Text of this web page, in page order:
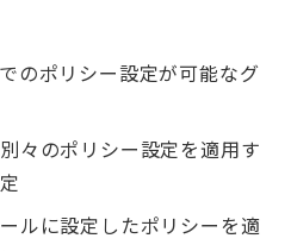
のポリシー設定が可能なグ
々のポリシー設定を適用す
ルに設定したポリシーを適